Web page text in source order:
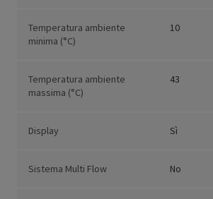
Temperatura ambiente
minima (°C)
10
Temperatura ambiente
massima (°C)
43
Display Sì
Sistema Multi Flow No